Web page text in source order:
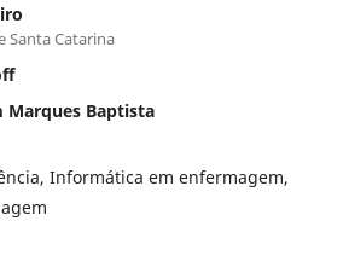
Santa Catarina
Marques Baptista
Informática em enfermagem,